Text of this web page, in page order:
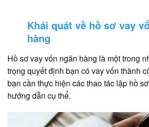
Khái quát về hồ sơ vay
hàng
Hồ sơ vay vốn ngân hàng là một trong
trọng quyết định bạn có vay vốn thành
bạn cần thực hiện các thao tác lập hồ
hướng dẫn cụ thể.